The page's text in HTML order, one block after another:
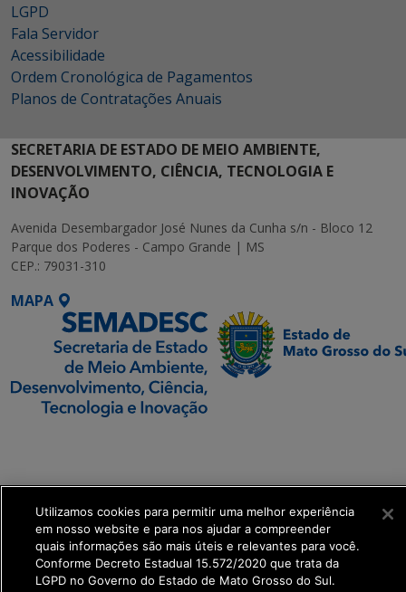
LGPD
Fala Servidor
Acessibilidade
Ordem Cronológica de Pagamentos
Planos de Contratações Anuais
SECRETARIA DE ESTADO DE MEIO AMBIENTE,
DESENVOLVIMENTO, CIÊNCIA, TECNOLOGIA E
INOVAÇÃO
Avenida Desembargador José Nunes da Cunha s/n - Bloco 12
Parque dos Poderes - Campo Grande | MS
CEP.: 79031-310
MAPA
Transformação Digital
get_footer();
Utilizamos cookies para permitir uma melhor experiência
em nosso website e para nos ajudar a compreender
quais informações são mais úteis e relevantes para você.
Conforme Decreto Estadual 15.572/2020 que trata da
LGPD no Governo do Estado de Mato Grosso do Sul.